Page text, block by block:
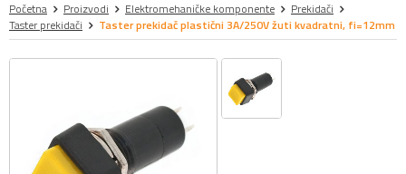
Početna Proizvodi Elektromehaničke komponente
Prekidači
Taster prekidači
Taster prekidač plastični 3A/250V žuti kvadratni, fi=12mm